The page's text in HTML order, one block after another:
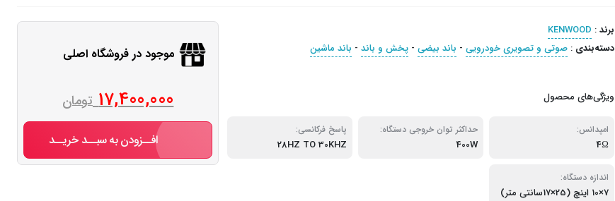
برند:
KENWOOD
دسته‌بندی : صوتی و تصویری خودرویی - باند بیضی - پخش و باند - باند ماشین
ویژگی‌های محصول
امپدانس:
4Ω
حداکثر توان خروجی دستگاه:
400W
پاسخ فرکانسی:
28HZ TO 30KHZ
اندازه دستگاه:
7×10 اینچ (25×17سانتی متر)
موجود در فروشگاه اصلی
17,400,000 تومان
افــزودن به سبــد خریــد